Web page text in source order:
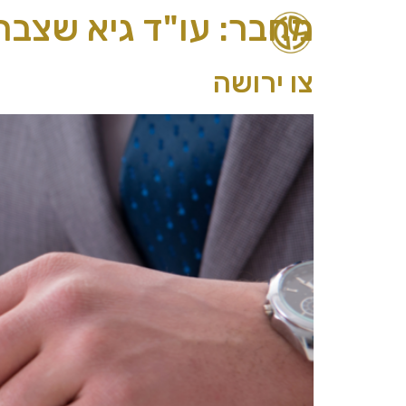
מחבר: עו"ד גיא
צו ירושה